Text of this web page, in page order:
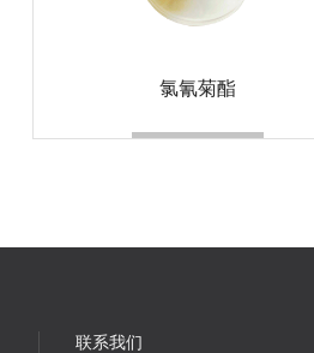
氯氰菊酯
联系我们